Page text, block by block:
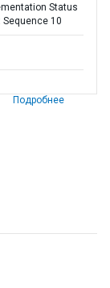
Status
Sequence 10
Подробнее